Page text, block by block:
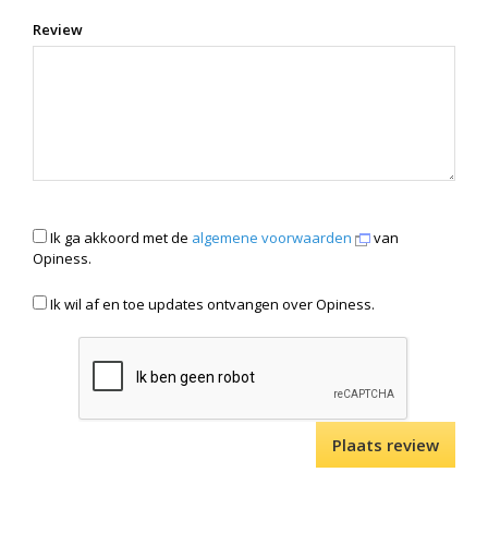
Review
Ik ga akkoord met de algemene voorwaarden
van
Opiness.
Ik wil af en toe updates ontvangen over Opiness.